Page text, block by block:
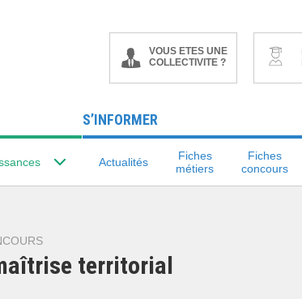
VOUS ETES UNE
COLLECTIVITE ?
S’INFORMER
Actualités
Fiches
métiers
Fiches
concours
territorial